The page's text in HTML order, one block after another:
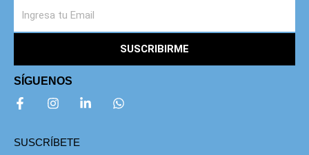
SUSCRIBIRME
SÍGUENOS
SUSCRÍBETE